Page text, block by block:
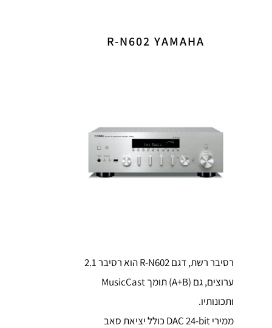
R-N602 YAMAHA
רסיבר רשת, דגם R-N602 הוא רסיבר 2.1
ערוצים, גם (A+B) תומך MusicCast
ותכונותיו.
ממירי DAC 24-bit כולל יציאת סאב